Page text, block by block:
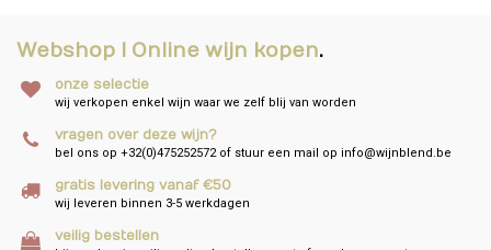
Webshop I Online wijn kopen.
onze selectie
wij verkopen enkel wijn waar we zelf blij van worden
vragen over deze wijn?
bel ons op +32(0)475252572 of stuur een mail op info@wijnblend.be
gratis levering vanaf €50
wij leveren binnen 3-5 werkdagen
veilig bestellen